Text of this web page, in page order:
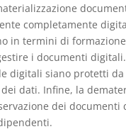
completamente
in termini di
i documenti
digitali siano protetti
dati. Infine, la
dei